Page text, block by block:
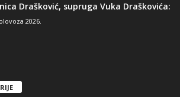
Drašković, supruga Vuka Draškovića:
2026.